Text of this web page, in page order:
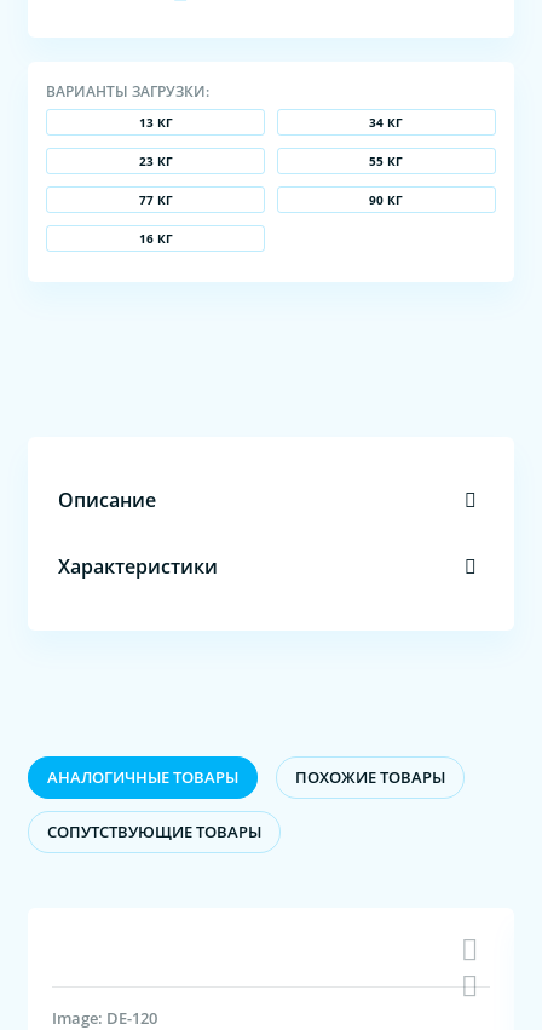
ВАРИАНТЫ ЗАГРУЗКИ:
13 КГ 34 КГ
23 КГ 55 КГ
77 КГ 90 КГ
16 КГ
Описание
Характеристики
АНАЛОГИЧНЫЕ ТОВАРЫ ПОХОЖИЕ ТОВАРЫ
CОПУТСТВУЮЩИЕ ТОВАРЫ
Image: DE-120